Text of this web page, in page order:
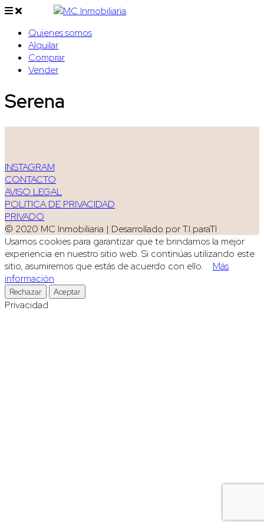
Quienes somos
Alquilar
Comprar
Vender
Serena
INSTAGRAM
CONTACTO
AVISO LEGAL
POLITICA DE PRIVACIDAD
PRIVADO
© 2020 MC Inmobiliaria | Desarrollado por T.I.paraTI
Usamos cookies para garantizar que te brindamos la mejor
experiencia en nuestro sitio web. Si continúas utilizando este
sitio, asumiremos que estás de acuerdo con ello. Más
información
Rechazar Aceptar
Privacidad